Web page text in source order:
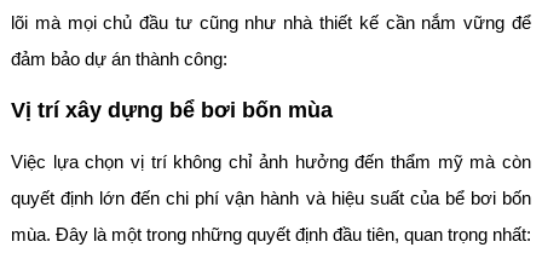
lõi mà mọi chủ đầu tư cũng như nhà thiết kế cần nắm vững để
đảm bảo dự án thành công:
Vị trí xây dựng bể bơi bốn mùa
Việc lựa chọn vị trí không chỉ ảnh hưởng đến thẩm mỹ mà còn
quyết định lớn đến chi phí vận hành và hiệu suất của bể bơi bốn
mùa. Đây là một trong những quyết định đầu tiên, quan trọng nhất: